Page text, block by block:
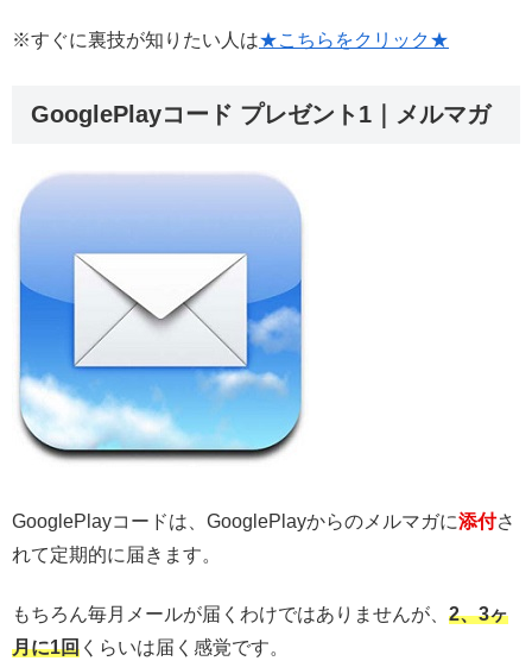
※すぐに裏技が知りたい人は★こちらをクリック★
GooglePlayコード プレゼント1｜メルマガ
GooglePlayコードは、GooglePlayからのメルマガに添付さ
れて定期的に届きます。
もちろん毎月メールが届くわけではありませんが、 2、3ヶ
月に1回 くらいは届く感覚です。